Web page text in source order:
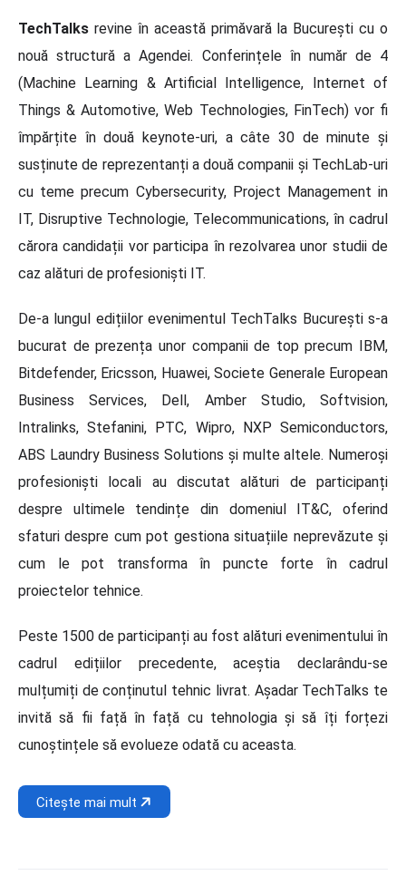
TechTalks revine în această primăvară la București cu o
nouă structură a Agendei. Conferințele în număr de 4
(Machine Learning & Artificial Intelligence, Internet of
Things & Automotive, Web Technologies, FinTech) vor fi
împărțite în două keynote-uri, a câte 30 de minute și
susținute de reprezentanți a două companii și TechLab-uri
cu teme precum Cybersecurity, Project Management in
IT, Disruptive Technologie, Telecommunications, în cadrul
cărora candidații vor participa în rezolvarea unor studii de
caz alături de profesioniști IT.
De-a lungul edițiilor evenimentul TechTalks București s-a
bucurat de prezența unor companii de top precum IBM,
Bitdefender, Ericsson, Huawei, Societe Generale European
Business Services, Dell, Amber Studio, Softvision,
Intralinks, Stefanini, PTC, Wipro, NXP Semiconductors,
ABS Laundry Business Solutions și multe altele. Numeroși
profesioniști locali au discutat alături de participanți
despre ultimele tendințe din domeniul IT&C, oferind
sfaturi despre cum pot gestiona situațiile neprevăzute și
cum le pot transforma în puncte forte în cadrul
proiectelor tehnice.
Peste 1500 de participanți au fost alături evenimentului în
cadrul edițiilor precedente, aceștia declarându-se
mulțumiți de conținutul tehnic livrat. Așadar TechTalks te
invită să fii față în față cu tehnologia și să îți forțezi
cunoștințele să evolueze odată cu aceasta.
Citește mai mult